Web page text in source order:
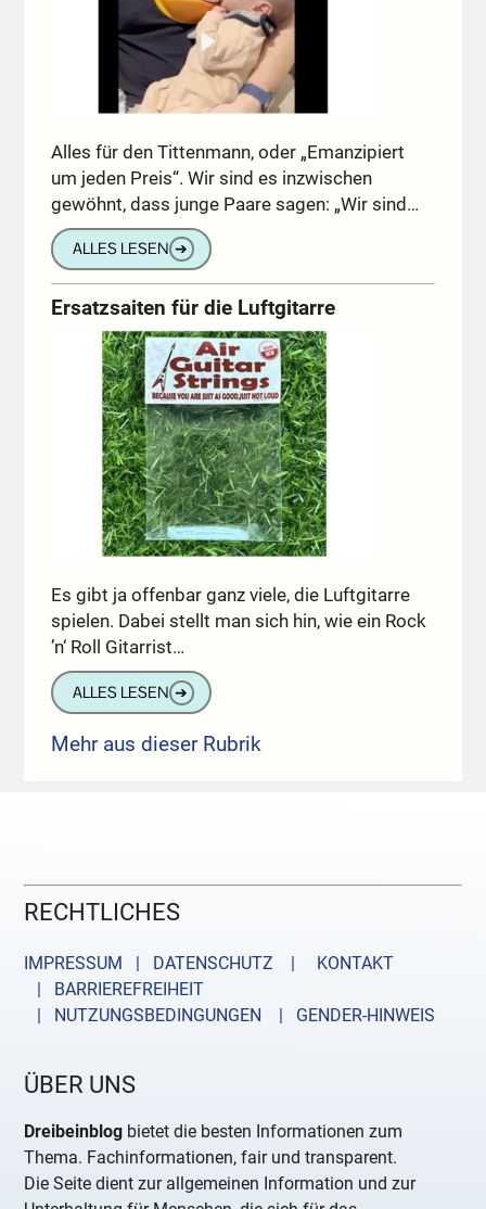
Alles für den Tittenmann, oder „Emanzipiert
um jeden Preis“. Wir sind es inzwischen
gewöhnt, dass junge Paare sagen: „Wir sind…
ALLES LESEN ➔
Ersatzsaiten für die Luftgitarre
Es gibt ja offenbar ganz viele, die Luftgitarre
spielen. Dabei stellt man sich hin, wie ein Rock
’n‘ Roll Gitarrist…
ALLES LESEN ➔
Mehr aus dieser Rubrik
RECHTLICHES
IMPRESSUM | DATENSCHUTZ |
KONTAKT
| BARRIEREFREIHEIT
| NUTZUNGSBEDINGUNGEN
| GENDER-HINWEIS
ÜBER UNS
Dreibeinblog bietet die besten Informationen zum
Thema. Fachinformationen, fair und transparent.
Die Seite dient zur allgemeinen Information und zur